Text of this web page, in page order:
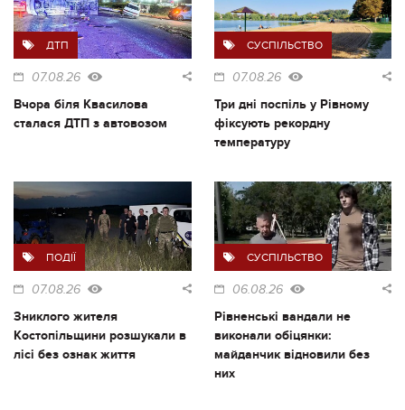
ДТП
07.08.26
Вчора біля Квасилова
сталася ДТП з автовозом
СУСПІЛЬСТВО
07.08.26
Три дні поспіль у Рівному
фіксують рекордну
температуру
ПОДІЇ
07.08.26
Зниклого жителя
Костопільщини розшукали в
лісі без ознак життя
СУСПІЛЬСТВО
06.08.26
Рівненські вандали не
виконали обіцянки:
майданчик відновили без
них